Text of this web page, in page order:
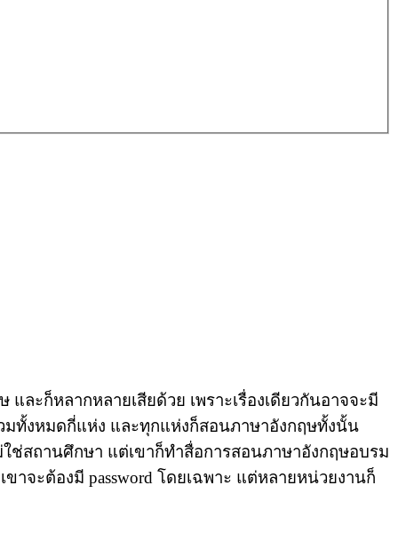
ก็หลากหลายเสียด้วย เพราะเรื่องเดียวกันอาจจะมี
มทั้งหมดกี่แห่ง และทุกแห่งก็สอนภาษาอังกฤษทั้งนั้น
ช่สถานศึกษา แต่เขาก็ทำสื่อการสอนภาษาอังกฤษอบรม
จะต้องมี password โดยเฉพาะ แต่หลายหน่วยงานก็